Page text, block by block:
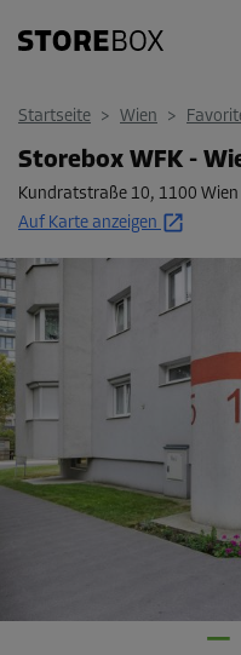
Startseite > Wien >
Storebox WFK -
Kundratstraße 10, 1100 Wien
Auf Karte anzeigen